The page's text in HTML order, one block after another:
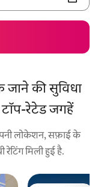
जाने की सुविधा
टॉप-रेटेड जगहें
लोकेशन, सफ़ाई के
मिली हुई है.